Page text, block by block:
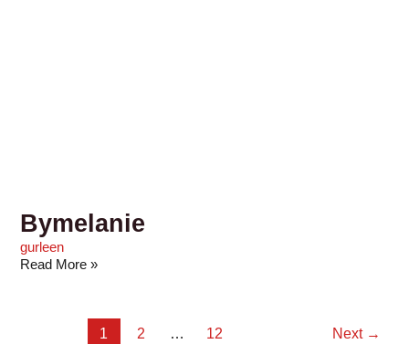
Bymelanie
gurleen
Read More »
1 2 … 12 Next →